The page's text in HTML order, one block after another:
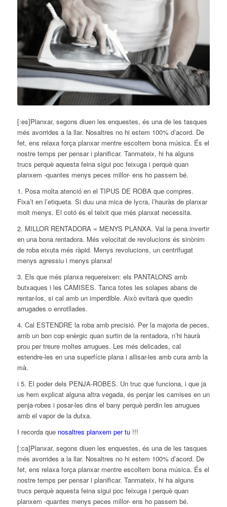
[:es]Planxar, segons diuen les enquestes, és una de les tasques
més avorrides a la llar. Nosaltres no hi estem 100% d’acord. De
fet, ens relaxa força planxar mentre escoltem bona música. És el
nostre temps per pensar i planificar. Tanmateix, hi ha alguns
trucs perquè aquesta feina sigui poc feixuga i perquè quan
planxem -quantes menys peces millor- ens ho passem bé.
1. Posa molta atenció en el TIPUS DE ROBA que compres.
Fixa’t en l’etiqueta. Si duu una mica de lycra, l’hauràs de planxar
molt menys. El cotó és el teixit que més planxat necessita.
2. MILLOR RENTADORA = MENYS PLANXA. Val la pena invertir
en una bona rentadora. Més velocitat de revolucions és sinònim
de roba eixuta més ràpid. Menys revolucions, un centrifugat
menys agressiu i menys planxa!
3. Els que més planxa requereixen: els PANTALONS amb
butxaques i les CAMISES. Tanca totes les solapes abans de
rentar-los, si cal amb un imperdible. Això evitarà que quedin
arrugades o enrotllades.
4. Cal ESTENDRE la roba amb precisió. Per la majoria de peces,
amb un bon cop enèrgic quan surtin de la rentadora, n’hi haurà
prou per treure moltes arrugues. Les més delicades, cal
estendre-les en una superfície plana i allisar-les amb cura amb la
mà.
i 5. El poder dels PENJA-ROBES. Un truc que funciona, i que ja
us hem explicat alguna altra vegada, és penjar les camises en un
penja-robes i posar-les dins el bany perquè perdin les arrugues
amb el vapor de la dutxa.
I recorda que nosaltres planxem per tu!!!
[:ca]Planxar, segons diuen les enquestes, és una de les tasques
més avorrides a la llar. Nosaltres no hi estem 100% d’acord. De
fet, ens relaxa força planxar mentre escoltem bona música. És el
nostre temps per pensar i planificar. Tanmateix, hi ha alguns
trucs perquè aquesta feina sigui poc feixuga i perquè quan
planxem -quantes menys peces millor- ens ho passem bé.